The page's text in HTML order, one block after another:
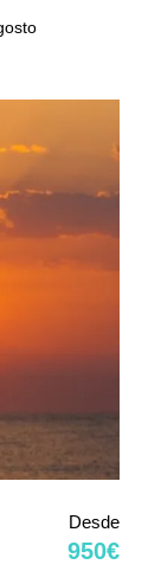
Desde
950€